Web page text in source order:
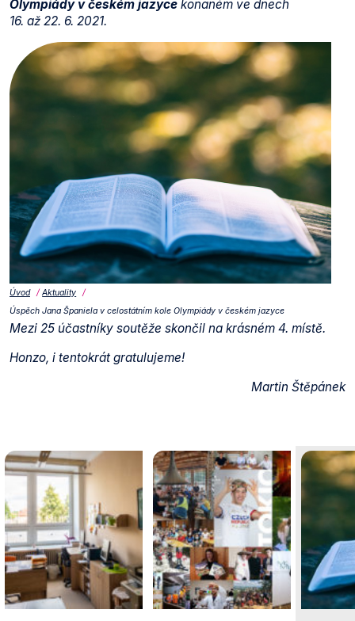
Olympiády v českém jazyce konaném ve dnech
16. až 22. 6. 2021.
Úvod
Aktuality
Úspěch Jana Španiela v celostátním kole Olympiády v českém jazyce
Mezi 25 účastníky soutěže skončil na krásném 4. místě.
Honzo, i tentokrát gratulujeme!
Martin Štěpánek